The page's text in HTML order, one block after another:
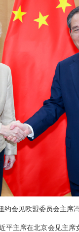
约会见欧盟委员会主席
平主席在北京会见主